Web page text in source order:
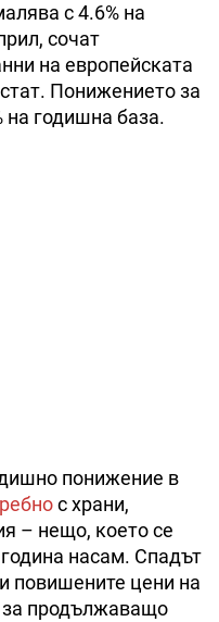
с 4.6% на
сочат
на европейската
Понижението за
на годишна база.
понижение в
с храни,
– нещо, което се
насам. Спадът
повишените цени на
за продължаващо